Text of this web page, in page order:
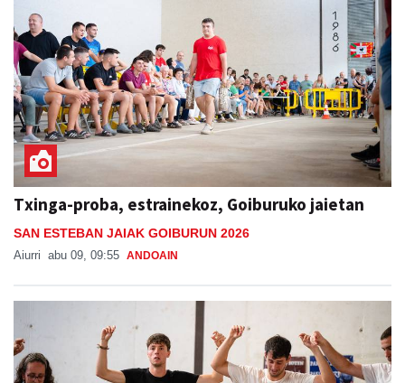
Txinga-proba, estrainekoz, Goiburuko jaietan
SAN ESTEBAN JAIAK GOIBURUN 2026
abu 09, 09:55